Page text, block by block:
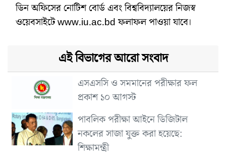
ডিন অফিসের নোটিশ বোর্ড এবং বিশ্ববিদ্যালয়ের নিজস্ব
ওয়েবসাইটে www.iu.ac.bd ফলাফল পাওয়া যাবে।
এই বিভাগের আরো সংবাদ
এসএসসি ও সমমানের পরীক্ষার ফল
প্রকাশ ১০ আগস্ট
পাবলিক পরীক্ষা আইনে ডিজিটাল
নকলের সাজা যুক্ত করা হয়েছে:
শিক্ষামন্ত্রী